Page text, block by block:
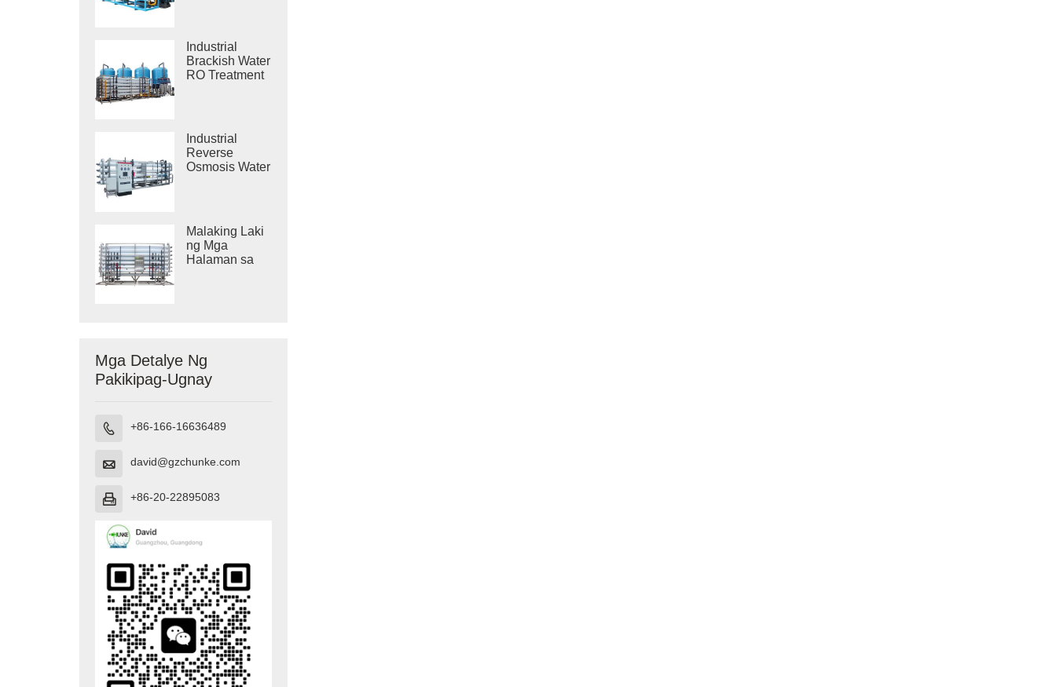
Industrial
Brackish Water
RO Treatment
Industrial
Reverse
Osmosis Water
Malaking Laki
ng Mga
Halaman sa
Mga Detalye Ng
Pakikipag-Ugnay
 +86-166-16636489
 david@gzchunke.com
 +86-20-22895083